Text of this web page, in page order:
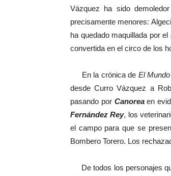
Vázquez ha sido
precisamente menores:
ha quedado maquillada por
convertida en el circo de los
En la crónica de El Mundo
desde Curro Vázquez a
pasando por Canoreaen
Fernández Rey, los
el campo para que se
Bombero Torero. Los
De todos los personajes